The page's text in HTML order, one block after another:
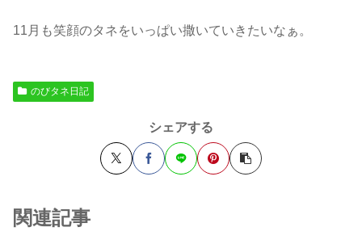
11月も笑顔のタネをいっぱい撒いていきたいなぁ。
のびタネ日記
シェアする
関連記事